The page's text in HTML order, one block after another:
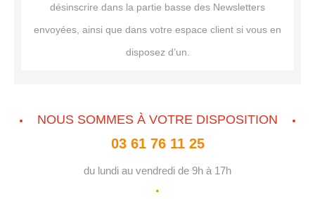
désinscrire dans la partie basse des Newsletters
envoyées, ainsi que dans votre espace client si vous en
disposez d’un.
NOUS SOMMES À VOTRE DISPOSITION
03 61 76 11 25
du lundi au vendredi de 9h à 17h
·